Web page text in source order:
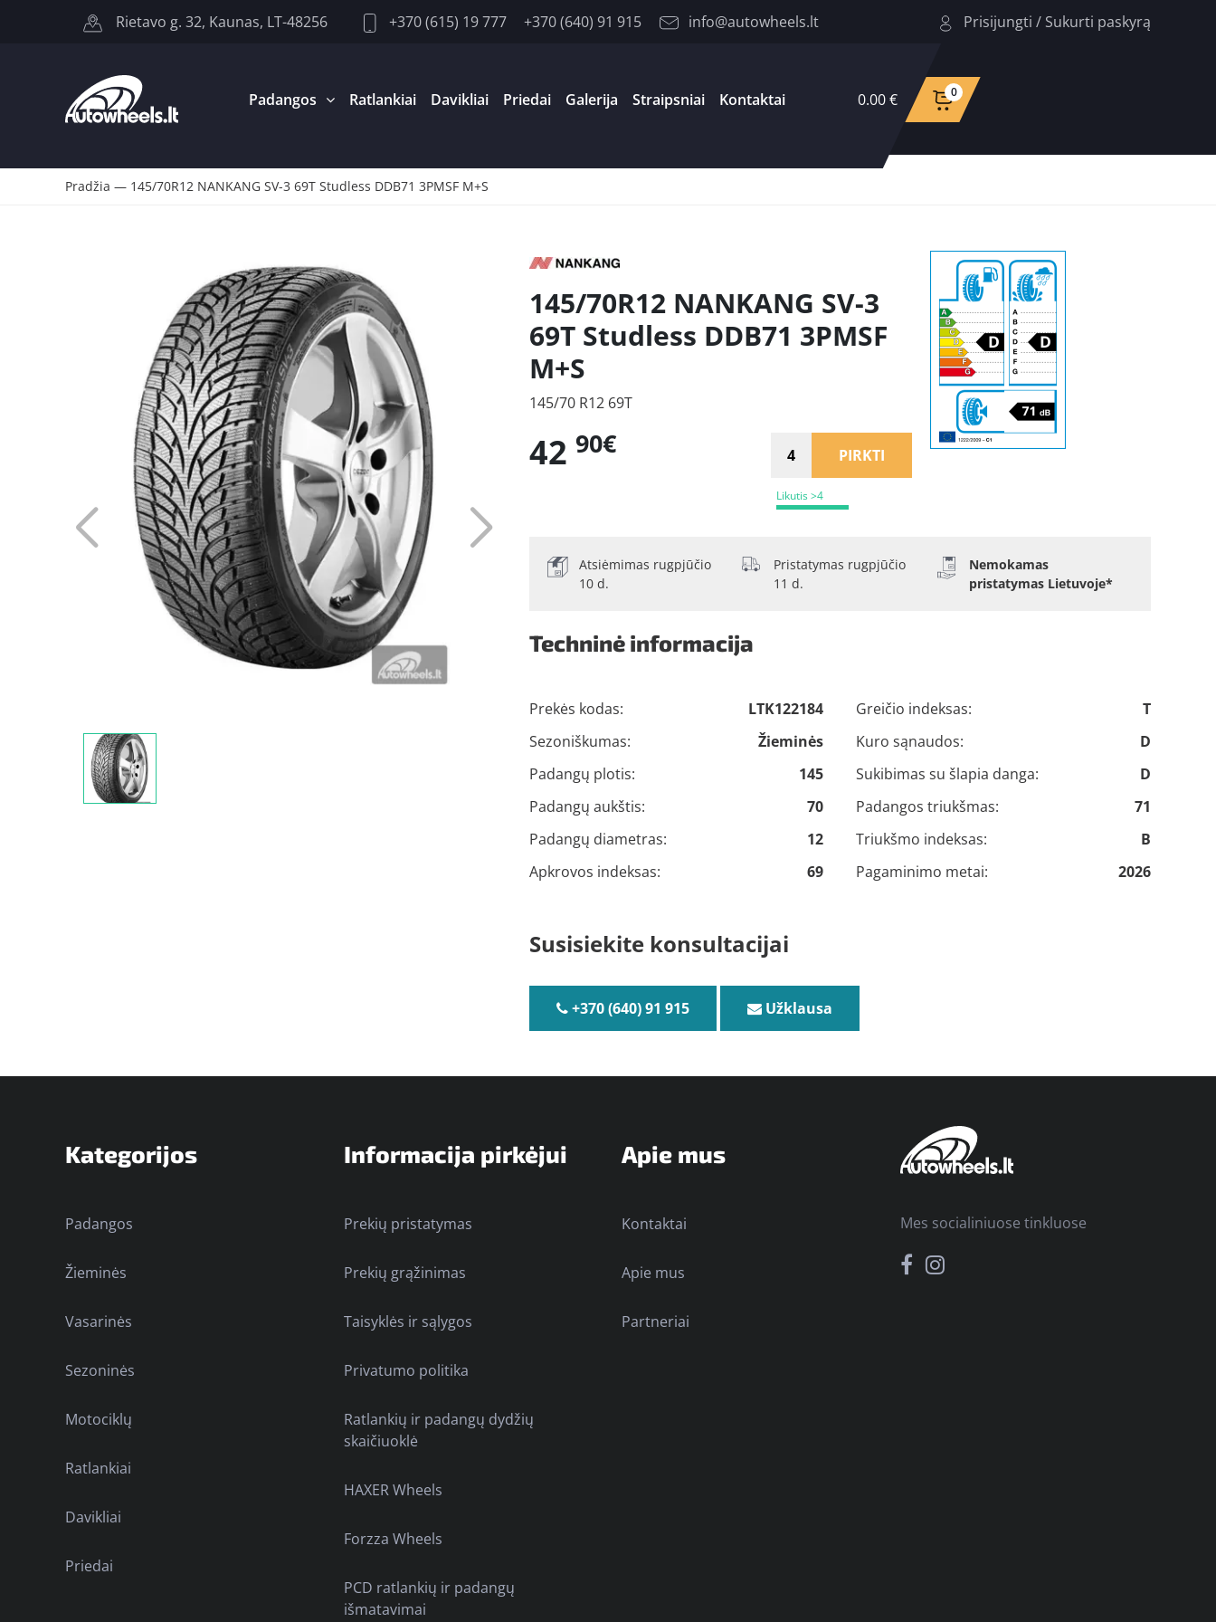
Rietavo g. 32, Kaunas, LT-48256 +370 (615) 19 777 +370 (640) 91 915 info@autowheels.lt Prisijungti / Sukurti paskyrą
Padangos Ratlankiai Davikliai Priedai Galerija Straipsniai Kontaktai 0.00 € 0
Pradžia — 145/70R12 NANKANG SV-3 69T Studless DDB71 3PMSF M+S
145/70R12 NANKANG SV-3
69T Studless DDB71 3PMSF
M+S
145/70 R12 69T
Likutis >4
42 90€ PIRKTI
Atsiėmimas rugpjūčio
10 d.
Pristatymas rugpjūčio
11 d.
Nemokamas
pristatymas Lietuvoje*
Techninė informacija
Prekės kodas:
LTK122184
Sezoniškumas:
Žieminės
Padangų plotis:
145
Padangų aukštis:
70
Padangų diametras:
12
Apkrovos indeksas:
69
Greičio indeksas:
T
Kuro sąnaudos:
D
Sukibimas su šlapia danga:
D
Padangos triukšmas:
71
Triukšmo indeksas:
B
Pagaminimo metai:
2026
Susisiekite konsultacijai
+370 (640) 91 915 Užklausa
Kategorijos
Padangos
Žieminės
Vasarinės
Sezoninės
Motociklų
Ratlankiai
Davikliai
Priedai
Informacija pirkėjui
Prekių pristatymas
Prekių grąžinimas
Taisyklės ir sąlygos
Privatumo politika
Ratlankių ir padangų dydžių
skaičiuoklė
HAXER Wheels
Forzza Wheels
PCD ratlankių ir padangų
išmatavimai
Apie mus
Kontaktai
Apie mus
Partneriai
Mes socialiniuose tinkluose